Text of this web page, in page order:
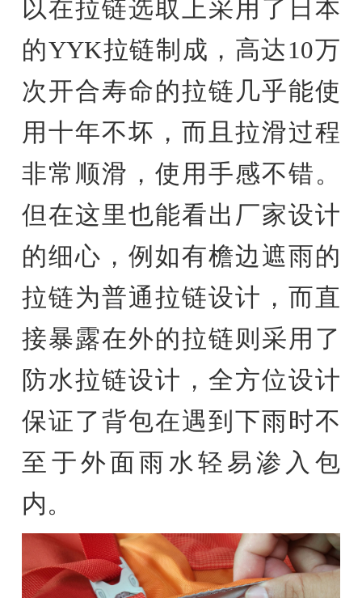
以在拉链选取上采用了日本
的YYK拉链制成，高达10万
次开合寿命的拉链几乎能使
用十年不坏，而且拉滑过程
非常顺滑，使用手感不错。
但在这里也能看出厂家设计
的细心，例如有檐边遮雨的
拉链为普通拉链设计，而直
接暴露在外的拉链则采用了
防水拉链设计，全方位设计
保证了背包在遇到下雨时不
至于外面雨水轻易渗入包
内。